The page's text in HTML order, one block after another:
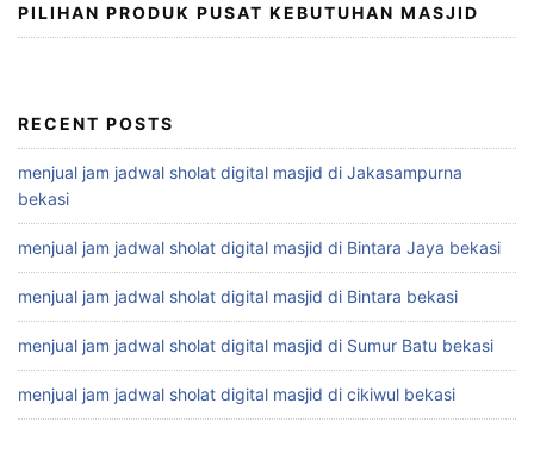
PILIHAN PRODUK PUSAT KEBUTUHAN MASJID
RECENT POSTS
menjual jam jadwal sholat digital masjid di Jakasampurna
bekasi
menjual jam jadwal sholat digital masjid di Bintara Jaya bekasi
menjual jam jadwal sholat digital masjid di Bintara bekasi
menjual jam jadwal sholat digital masjid di Sumur Batu bekasi
menjual jam jadwal sholat digital masjid di cikiwul bekasi